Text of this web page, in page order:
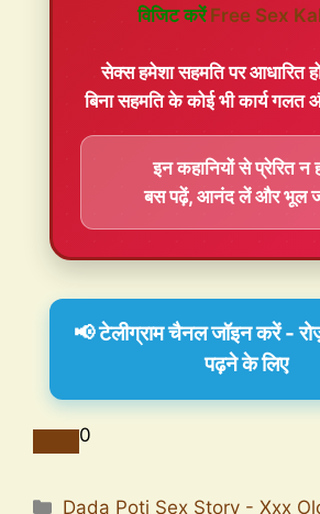
विजिट करेंFree Sex
सेक्स हमेशासहमतिपर आधारित
बिना सहमति के कोई भी कार्य गलत
इन कहानियों से प्रेरित न
बस पढ़ें, आनंद लें और भूल
📢 टेलीग्राम चैनल जॉइन करें -
पढ़ने के लिए
0
Dada Poti Sex Story - Xxx